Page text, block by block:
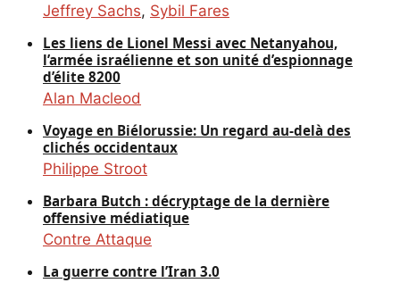
Jeffrey Sachs, Sybil Fares
Les liens de Lionel Messi avec Netanyahou,
l’armée israélienne et son unité d’espionnage
d’élite 8200
Alan Macleod
Voyage en Biélorussie: Un regard au-delà des
clichés occidentaux
Philippe Stroot
Barbara Butch : décryptage de la dernière
offensive médiatique
Contre Attaque
La guerre contre l’Iran 3.0